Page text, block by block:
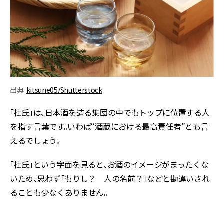
出典: kitsune05/Shutterstock
「杜氏」は、日本酒を造る集団の中でもトップに位置する人
を指す言葉です。いわば“酒蔵における最高責任者”とも言
えるでしょう。
「杜氏」という字面を見ると、お酒のイメージがまったくな
いため、思わず「もりし？ 人の名前？」などと勘違いされ
ることも少なくありません。